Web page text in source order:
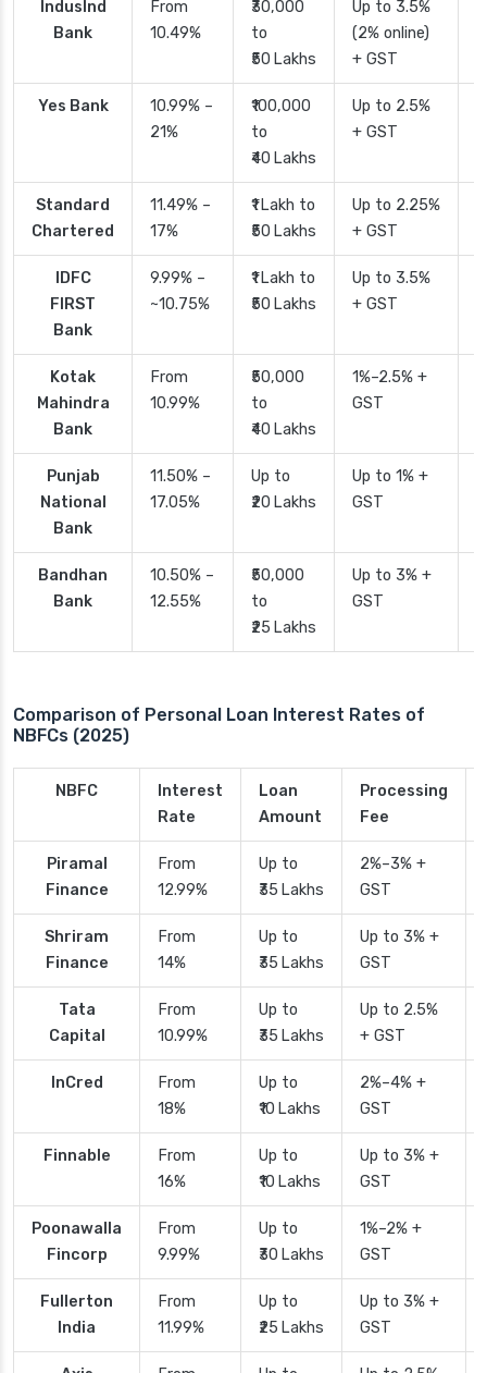
IndusInd
Bank
From
10.49%
₹30,000
to
₹50 Lakhs
Up to 3.5%
(2% online)
+ GST
Yes Bank
10.99% –
21%
₹100,000
to
₹40 Lakhs
Up to 2.5%
+ GST
Standard
Chartered
11.49% –
17%
₹1 Lakh to
₹50 Lakhs
Up to 2.25%
+ GST
IDFC
FIRST
Bank
9.99% –
~10.75%
₹1 Lakh to
₹50 Lakhs
Up to 3.5%
+ GST
Kotak
Mahindra
Bank
From
10.99%
₹50,000
to
₹40 Lakhs
1%–2.5% +
GST
Punjab
National
Bank
11.50% –
17.05%
Up to
₹20 Lakhs
Up to 1% +
GST
Bandhan
Bank
10.50% –
12.55%
₹50,000
to
₹25 Lakhs
Up to 3% +
GST
Comparison of Personal Loan Interest Rates of
NBFCs (2025)
NBFC
Interest
Rate
Loan
Amount
Processing
Fee
Piramal
Finance
From
12.99%
Up to
₹35 Lakhs
2%–3% +
GST
Shriram
Finance
From
14%
Up to
₹35 Lakhs
Up to 3% +
GST
Tata
Capital
From
10.99%
Up to
₹35 Lakhs
Up to 2.5%
+ GST
InCred
From
18%
Up to
₹10 Lakhs
2%–4% +
GST
Finnable
From
16%
Up to
₹10 Lakhs
Up to 3% +
GST
Poonawalla
Fincorp
From
9.99%
Up to
₹30 Lakhs
1%–2% +
GST
Fullerton
India
From
11.99%
Up to
₹25 Lakhs
Up to 3% +
GST